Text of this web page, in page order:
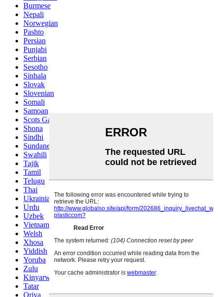
Burmese
Nepali
Norwegian
Pashto
Persian
Punjabi
Serbian
Sesotho
Sinhala
Slovak
Slovenian
Somali
Samoan
Scots Gaelic
Shona
Sindhi
Sundanese
Swahili
Tajik
Tamil
Telugu
Thai
Ukrainian
Urdu
Uzbek
Vietnamese
Welsh
Xhosa
Yiddish
Yoruba
Zulu
Kinyarwanda
Tatar
Oriya